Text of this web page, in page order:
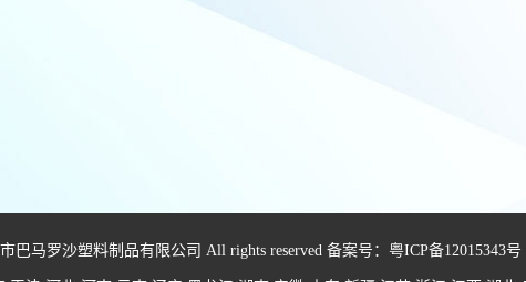
巴马罗沙塑料制品有限公司 All rights reserved 备案号： 粤ICP备12015343号